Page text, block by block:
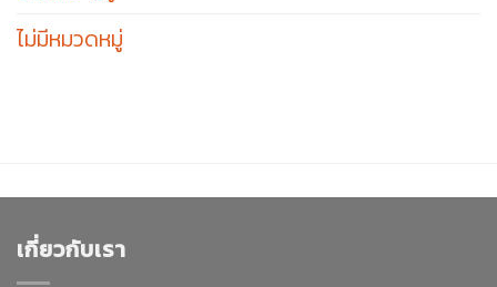
ไม่มีหมวดหมู่
เกี่ยวกับเรา